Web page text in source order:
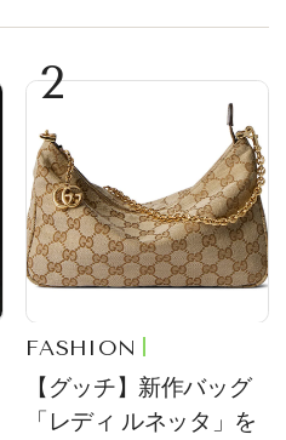
2
FASHION
【グッチ】新作バッグ
「レディ ルネッタ」を